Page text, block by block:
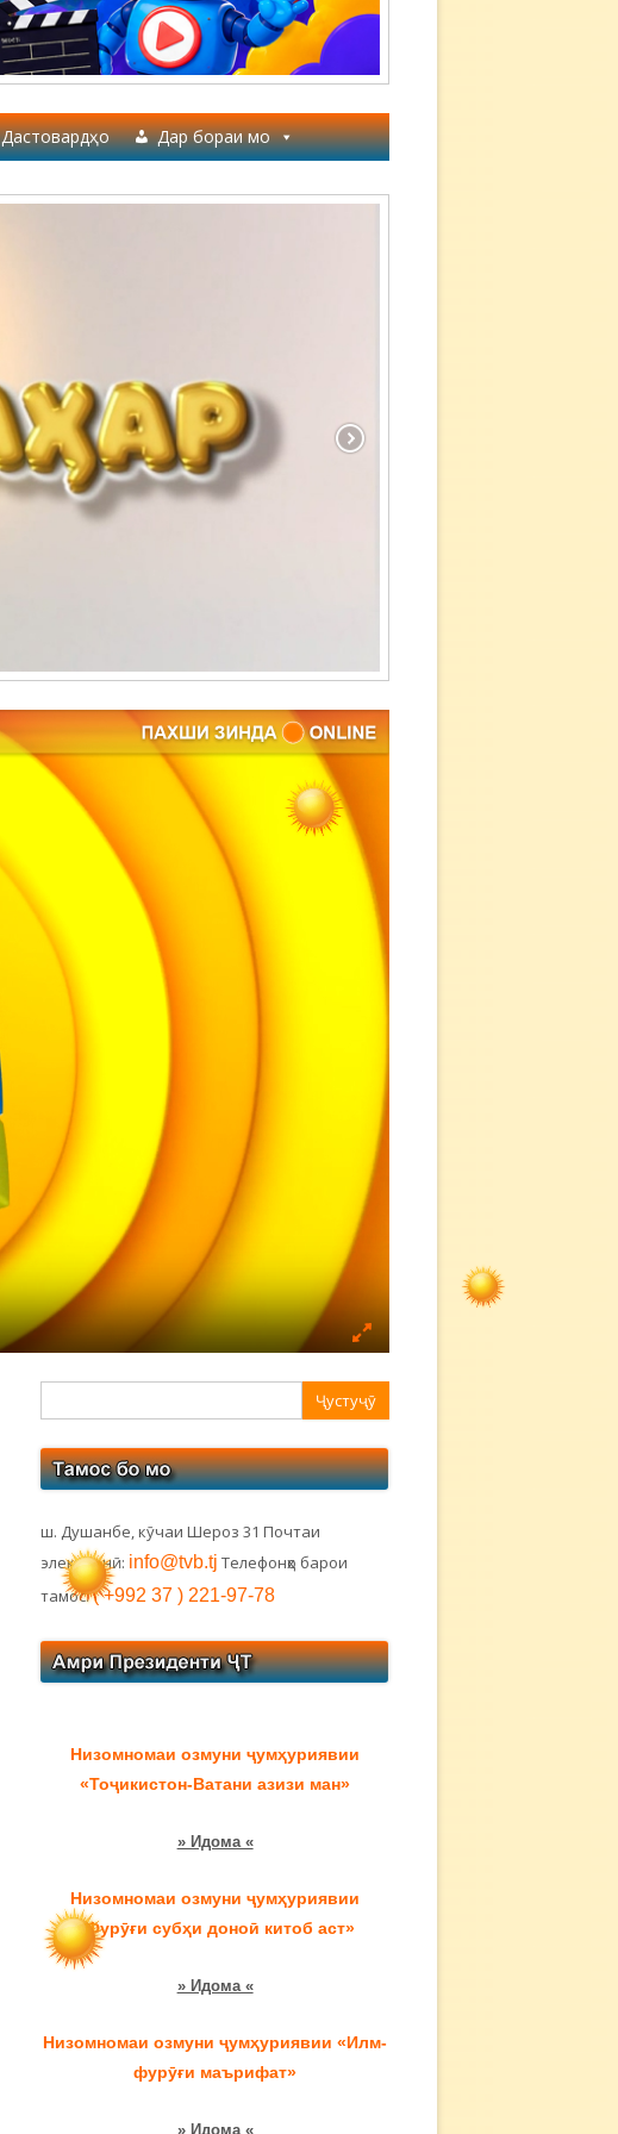
Дастовардҳо Дар бораи мо
боковая
ш. Душанбе, кӯчаи Шероз 31 Почтаи
электронӣ: info@tvb.tj Телефонҳо барои
тамос:( +992 37 ) 221-97-78
Низомномаи озмуни ҷумҳуриявии
«Тоҷикистон-Ватани азизи ман»
» Идома «
Низомномаи озмуни ҷумҳуриявии
«Фурӯғи субҳи доноӣ китоб аст»
» Идома «
Низомномаи озмуни ҷумҳуриявии «Илм-
фурӯғи маърифат»
» Идома «